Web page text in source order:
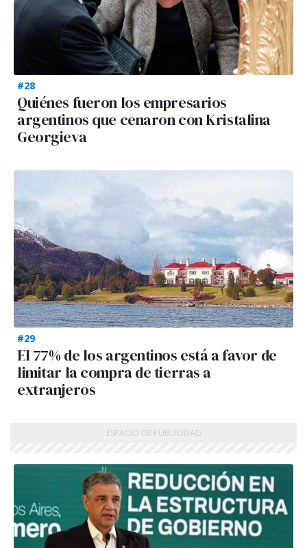
#28
Quiénes fueron los empresarios
argentinos que cenaron con Kristalina
Georgieva
#29
El 77% de los argentinos está a favor de
limitar la compra de tierras a
extranjeros